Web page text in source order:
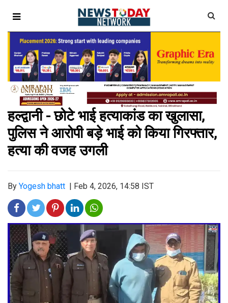
हल्द्वानी - छोटे भाई हत्याकांड का खुलासा,
पुलिस ने आरोपी बड़े भाई को किया गिरफ्तार,
हत्या की वजह उगली
By Yogesh bhatt Feb 4, 2026, 14:58 IST